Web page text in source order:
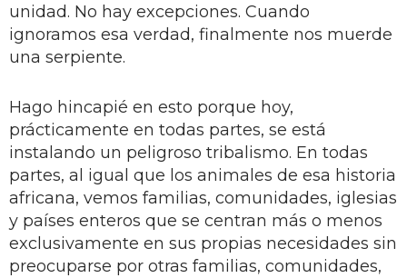
unidad. No hay excepciones. Cuando
ignoramos esa verdad, finalmente nos muerde
una serpiente.
Hago hincapié en esto porque hoy,
prácticamente en todas partes, se está
instalando un peligroso tribalismo. En todas
partes, al igual que los animales de esa historia
africana, vemos familias, comunidades, iglesias
y países enteros que se centran más o menos
exclusivamente en sus propias necesidades sin
preocuparse por otras familias, comunidades,